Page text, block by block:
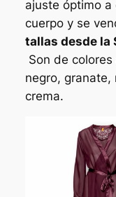
ajuste óptimo a
cuerpo y se
tallas desde la
Son de colores
negro, granate,
crema.